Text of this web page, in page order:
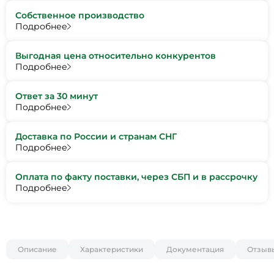
Собственное производство
Подробнее
Выгодная цена относительно конкурентов
Подробнее
Ответ за 30 минут
Подробнее
Доставка по России и странам СНГ
Подробнее
Оплата по факту поставки, через СБП и в рассрочку
Подробнее
Описание Характеристики Документация